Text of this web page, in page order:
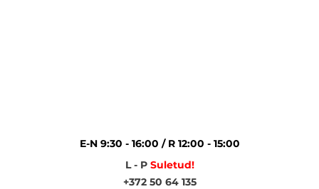
E-N 9:30 - 16:00 / R 12:00 - 15:00
L - P Suletud!
+372 50 64 135